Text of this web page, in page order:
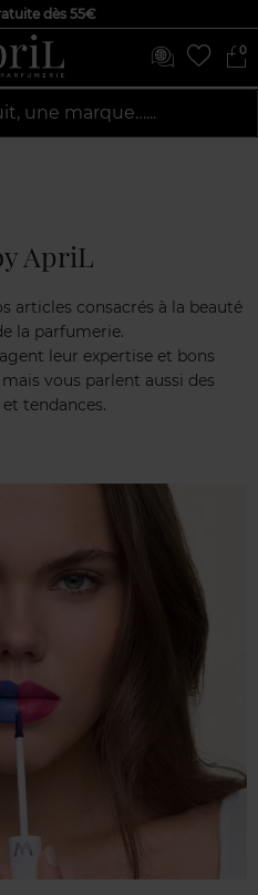
dès 55€
0
une marque…...
ApriL
articles consacrés à la beauté
la parfumerie.
leur expertise et bons
vous parlent aussi des
tendances.